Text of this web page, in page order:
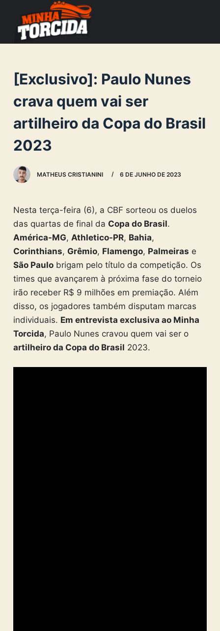
o
n
e
[Exclusivo]: Paulo Nunes
crava quem vai ser
artilheiro da Copa do Brasil
2023
MATHEUS CRISTIANINI 6 DE JUNHO DE 2023
Nesta terça-feira (6), a CBF sorteou os duelos
das quartas de final da Copa do Brasil.
América-MG, Athletico-PR, Bahia,
Corinthians, Grêmio, Flamengo, Palmeiras e
São Paulobrigam pelo título da competição. Os
times que avançarem à próxima fase do torneio
irão receber R$ 9 milhões em premiação. Além
disso, os jogadores também disputam marcas
individuais. Em entrevista exclusiva ao Minha
Torcida, Paulo Nunes cravou quem vai ser o
artilheiro da Copa do Brasil 2023.